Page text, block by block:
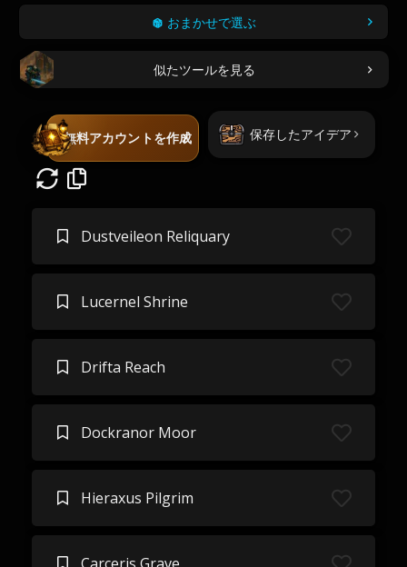
おまかせで選ぶ
似たツールを見る
無料アカウントを作成 保存したアイデア
Dustveileon Reliquary
Lucernel Shrine
Drifta Reach
Dockranor Moor
Hieraxus Pilgrim